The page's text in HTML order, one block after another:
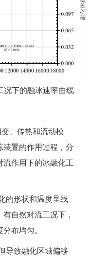
况下的融冰速率曲线
、传热和流动模
装置的作用过程，分
流作用下的冰融化工
形状和温度呈线
自然对流工况下，
布均匀。
致融化区域偏移